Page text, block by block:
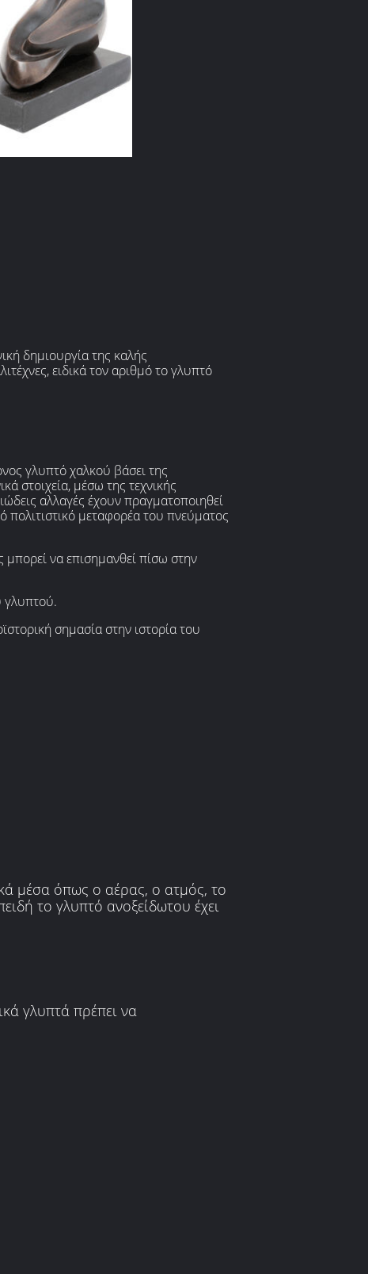
δημιουργία της καλής
ειδικά τον αριθμό το γλυπτό
γλυπτό χαλκού βάσει της
στοιχεία, μέσω της τεχνικής
αλλαγές έχουν πραγματοποιηθεί
πολιτιστικό μεταφορέα του πνεύματος
μπορεί να επισημανθεί πίσω στην
γλυπτού.
σημασία στην ιστορία του
μέσα όπως ο αέρας, ο ατμός, το
το γλυπτό ανοξείδωτου έχει
γλυπτά πρέπει να